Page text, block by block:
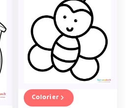
Colorier